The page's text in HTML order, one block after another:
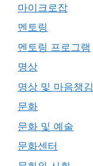
마이크로잡
멘토링
멘토링 프로그램
명상
명상 및 마음챙김
문화
문화 및 예술
문화센터